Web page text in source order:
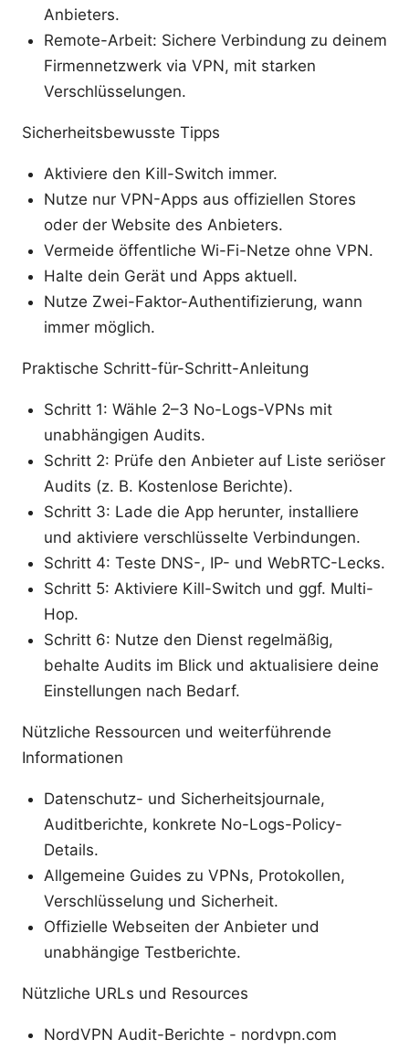
Anbieters.
Remote-Arbeit: Sichere Verbindung zu deinem
Firmennetzwerk via VPN, mit starken
Verschlüsselungen.
Sicherheitsbewusste Tipps
Aktiviere den Kill-Switch immer.
Nutze nur VPN-Apps aus offiziellen Stores
oder der Website des Anbieters.
Vermeide öffentliche Wi-Fi-Netze ohne VPN.
Halte dein Gerät und Apps aktuell.
Nutze Zwei-Faktor-Authentifizierung, wann
immer möglich.
Praktische Schritt-für-Schritt-Anleitung
Schritt 1: Wähle 2–3 No-Logs-VPNs mit
unabhängigen Audits.
Schritt 2: Prüfe den Anbieter auf Liste seriöser
Audits (z. B. Kostenlose Berichte).
Schritt 3: Lade die App herunter, installiere
und aktiviere verschlüsselte Verbindungen.
Schritt 4: Teste DNS-, IP- und WebRTC-Lecks.
Schritt 5: Aktiviere Kill-Switch und ggf. Multi-
Hop.
Schritt 6: Nutze den Dienst regelmäßig,
behalte Audits im Blick und aktualisiere deine
Einstellungen nach Bedarf.
Nützliche Ressourcen und weiterführende
Informationen
Datenschutz- und Sicherheitsjournale,
Auditberichte, konkrete No-Logs-Policy-
Details.
Allgemeine Guides zu VPNs, Protokollen,
Verschlüsselung und Sicherheit.
Offizielle Webseiten der Anbieter und
unabhängige Testberichte.
Nützliche URLs und Resources
NordVPN Audit-Berichte - nordvpn.com